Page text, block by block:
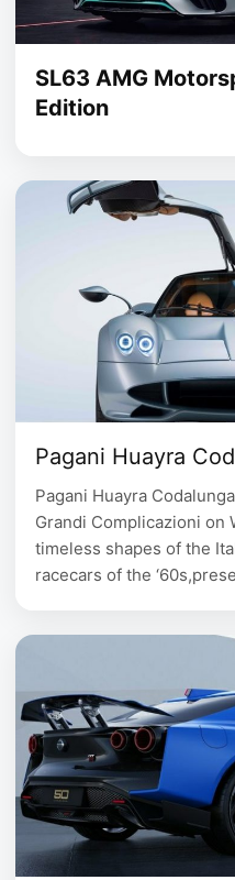
SL63 AMG
Edition
Pagani Huayra
Pagani Huayra
Grandi Complicazioni
timeless shapes of the
racecars of the
production of just five